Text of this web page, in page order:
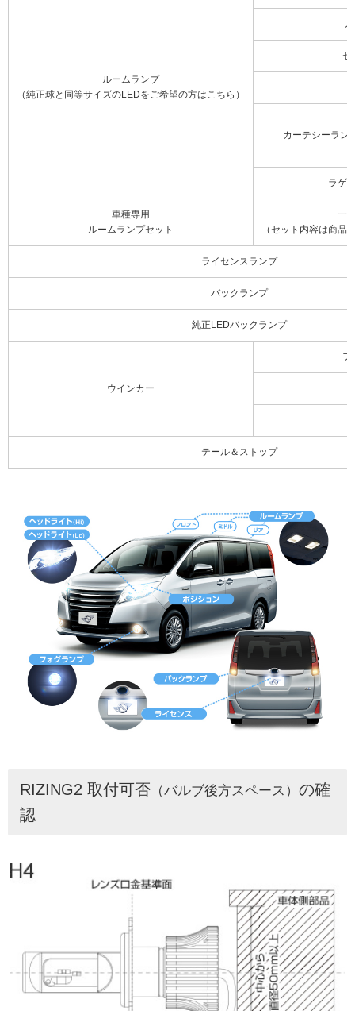
ルームランプ
（純正球と同等サイズのLEDをご希望の方はこちら）
フ
セ
カーテシーラン
ラゲ
車種専用
ルームランプセット
一
（セット内容は商品
ライセンスランプ
バックランプ
純正LEDバックランプ
ウインカー
フ
テール＆ストップ
RIZING2 取付可否 （バルブ後方スペース） の確
認